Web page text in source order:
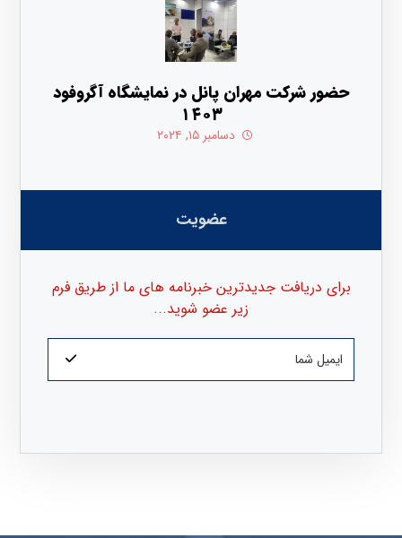
حضور شرکت مهران پانل در نمایشگاه آگروفود
۱۴۰۳
دسامبر ۱۵, ۲۰۲۴
عضویت
برای دریافت جدیدترین خبرنامه های ما از طریق فرم
زیر عضو شوید...